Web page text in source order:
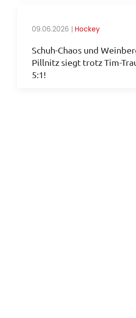
09.06.2026 | Hockey
Schuh-Chaos und
Pillnitz siegt trotz Tim-
5:1!